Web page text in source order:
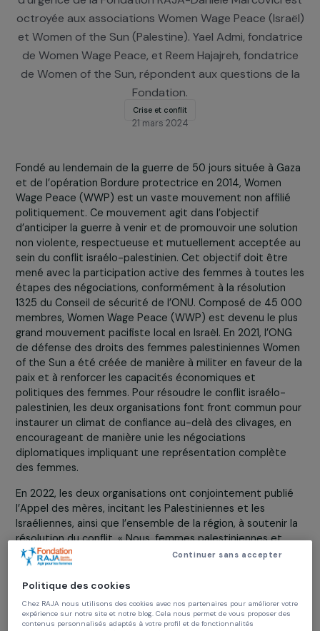
d’ampleur dans la région, une subvention du
d’urgence de la Fondation RAJA-Danièle Marcovici
octroyée aux associations Women Wage Peace
et Women of the Sun (Palestine). Yael Admi,
de Women Wage Peace, et Reem Hajajreh,
de Women of the Sun, répondent aux questions
21 mars 2024
Fondé au lendemain de la guerre de 50 jours située à
et de l’opération Bordure protectrice en 2014, Women
Wage Peace (WWP) est un vaste mouvement non
politiquement. Ce mouvement agit dans l’objectif
d’anticiper la guerre à venir et de promouvoir une
non violente, respectueuse et mutuellement acceptée
sein du conflit israélo-palestinien. Cet objectif doit être
mené avec la participation active des femmes à
étapes des négociations, conformément à la résolution
1325 du Conseil de sécurité de l’ONU. Composé de 45
membres, Women Wage Peace (WWP) est devenu le
grand mouvement pacifiste local en Israël. En 2021,
de défense des droits des femmes palestiniennes
of the Sun a été créée de manière à militer en faveur
paix et à renforcer les capacités économiques et
politiques des femmes. Pour résoudre le conflit israélo-
palestinien, les deux organisations font front commun
instaurer un climat de confiance au-delà des clivages,
encourageant de manière unie les négociations
diplomatiques impliquant une représentation complète
des femmes.
En 2022, les deux organisations ont conjointement
l’Appel des mères, incitant les Palestiniennes et les
Israéliennes, ainsi que l’ensemble de la région, à